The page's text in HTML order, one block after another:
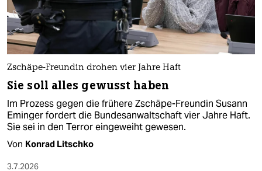
Zschäpe-Freundin drohen vier Jahre Haft
Sie soll alles gewusst haben
Im Prozess gegen die frühere Zschäpe-Freundin Susann
Eminger fordert die Bundesanwaltschaft vier Jahre Haft.
Sie sei in den Terror eingeweiht gewesen.
Von Konrad Litschko
3.7.2026